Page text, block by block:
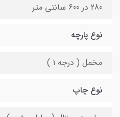
280 در 600 سانتی متر
نوع پارچه
مخمل ( درجه 1 )
نوع چاپ